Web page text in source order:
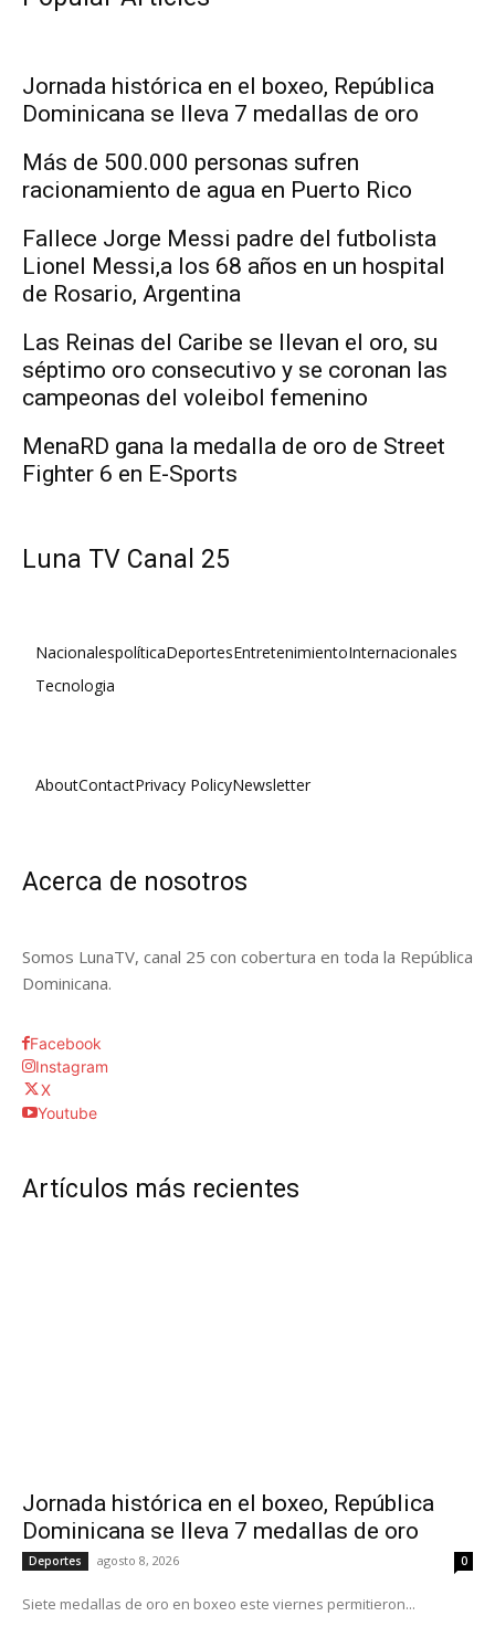
Jornada histórica en el boxeo, República
Dominicana se lleva 7 medallas de oro
Más de 500.000 personas sufren
racionamiento de agua en Puerto Rico
Fallece Jorge Messi padre del futbolista
Lionel Messi,a los 68 años en un hospital
de Rosario, Argentina
Las Reinas del Caribe se llevan el oro, su
séptimo oro consecutivo y se coronan las
campeonas del voleibol femenino
MenaRD gana la medalla de oro de Street
Fighter 6 en E-Sports
Luna TV Canal 25
NacionalespolíticaDeportesEntretenimientoInternacionales
Tecnologia
AboutContactPrivacy PolicyNewsletter
Acerca de nosotros
Somos LunaTV, canal 25 con cobertura en toda la República
Dominicana.
Facebook
Instagram
X
Youtube
Artículos más recientes
Jornada histórica en el boxeo, República
Dominicana se lleva 7 medallas de oro
Deportes agosto 8, 2026 0
Siete medallas de oro en boxeo este viernes permitieron...